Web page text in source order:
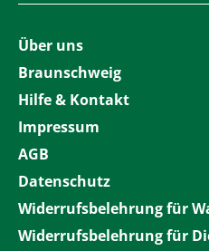
Über uns
Braunschweig
Hilfe & Kontakt
Impressum
AGB
Datenschutz
Widerrufsbelehrung für
Widerrufsbelehrung für